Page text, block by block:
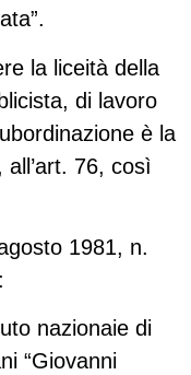
la liceità della
di lavoro
è la
76, così
1981, n.
nazionaie di
“Giovanni